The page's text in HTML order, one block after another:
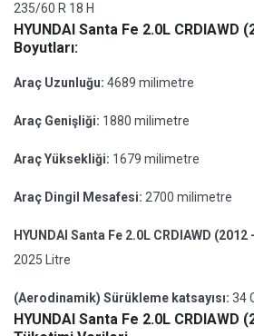
235/60 R 18 H
HYUNDAI Santa Fe 2.0L CRDIAWD
Boyutları:
Araç Uzunluğu: 4689 milimetre
Araç Genişliği: 1880 milimetre
Araç Yüksekliği: 1679 milimetre
Araç Dingil Mesafesi: 2700 milimetre
HYUNDAI Santa Fe 2.0L CRDIAWD
2025 Litre
(Aerodinamik) Sürükleme katsayısı: 34
HYUNDAI Santa Fe 2.0L CRDIAWD